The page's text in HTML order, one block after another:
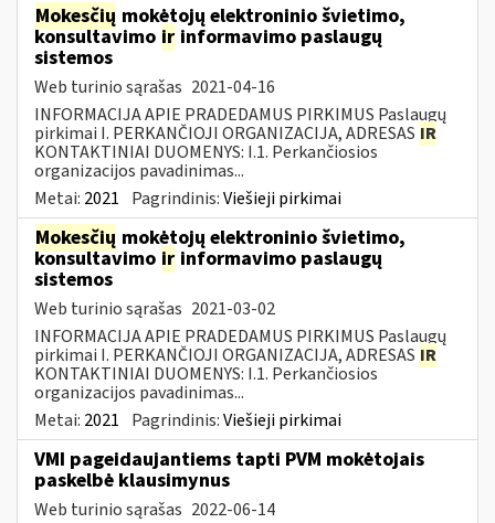
Mokesčių mokėtojų elektroninio švietimo,
konsultavimo ir informavimo paslaugų
sistemos
Web turinio sąrašas 2021-04-16
INFORMACIJA APIE PRADEDAMUS PIRKIMUS Paslaugų
pirkimai I. PERKANČIOJI ORGANIZACIJA, ADRESAS IR
KONTAKTINIAI DUOMENYS: I.1. Perkančiosios
organizacijos pavadinimas...
Metai: 2021 Pagrindinis:Viešieji pirkimai
Mokesčių mokėtojų elektroninio švietimo,
konsultavimo ir informavimo paslaugų
sistemos
Web turinio sąrašas 2021-03-02
INFORMACIJA APIE PRADEDAMUS PIRKIMUS Paslaugų
pirkimai I. PERKANČIOJI ORGANIZACIJA, ADRESAS IR
KONTAKTINIAI DUOMENYS: I.1. Perkančiosios
organizacijos pavadinimas...
Metai: 2021 Pagrindinis:Viešieji pirkimai
VMI pageidaujantiems tapti PVM mokėtojais
paskelbė klausimynus
Web turinio sąrašas 2022-06-14